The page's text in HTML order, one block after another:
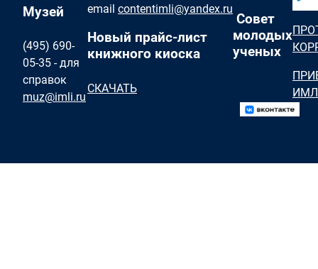
Музей
(495) 690-
05-35 - для
справок
muz@imli.ru
email contentimli@yandex.ru
Новый прайс-лист
книжного киоска
СКАЧАТЬ
Совет
молодых
ученых